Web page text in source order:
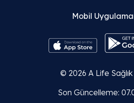
Mobil
© 2026 A Life
Son Güncelleme: